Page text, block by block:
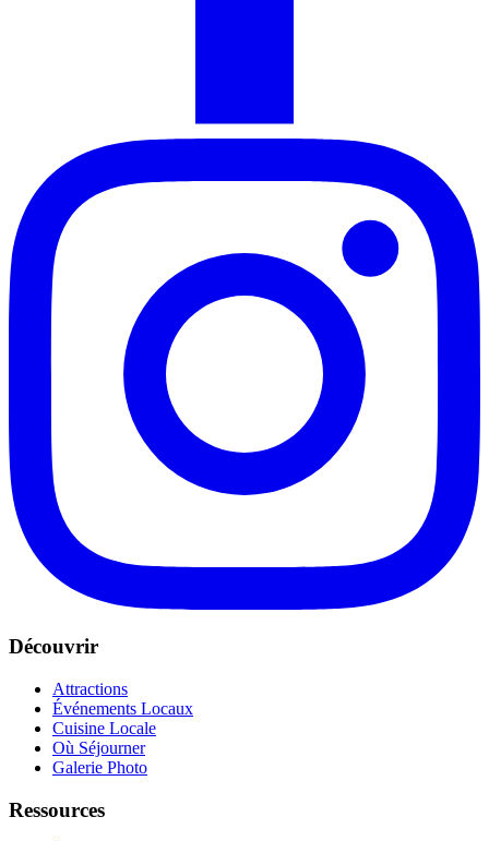
Découvrir
Attractions
Événements Locaux
Cuisine Locale
Où Séjourner
Galerie Photo
Ressources